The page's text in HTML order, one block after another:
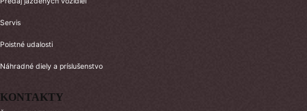
Servis
Poistné udalosti
Náhradné diely a príslušenstvo
KONTAKTY